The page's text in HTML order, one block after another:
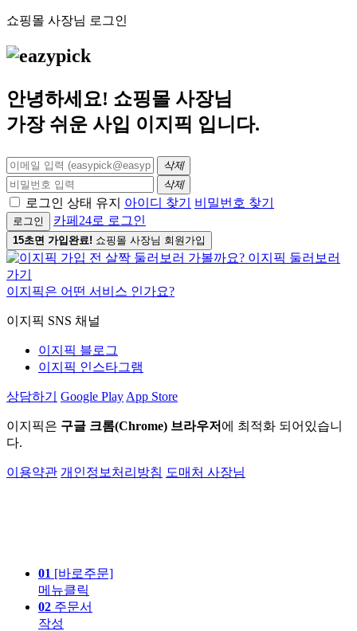
쇼핑몰 사장님 로그인
안녕하세요! 쇼핑몰 사장님
가장 쉬운 사입 이지픽 입니다.
삭제
삭제
로그인 상태 유지 아이디 찾기 비밀번호 찾기
로그인 카페24로 로그인
15초면 가입완료! 쇼핑몰 사장님 회원가입
이지픽은 어떤 서비스 인가요?
이지픽 SNS 채널
이지픽 블로그
이지픽 인스타그램
상담하기 Google Play App Store
이지픽은 구글 크롬(Chrome) 브라우저 에 최적화 되어있습니
다.
이용약관 개인정보처리방침 도매처 사장님
01 [바로주문]
메뉴클릭
02 주문서
작성